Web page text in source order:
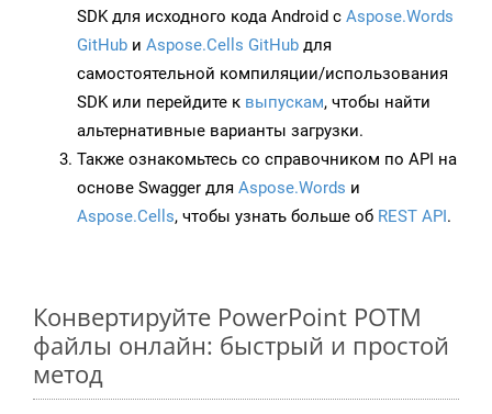
SDK для исходного кода Android с Aspose.Words
GitHub и Aspose.Cells GitHub для
самостоятельной компиляции/использования
SDK или перейдите к выпускам, чтобы найти
альтернативные варианты загрузки.
Также ознакомьтесь со справочником по API на
основе Swagger для Aspose.Words и
Aspose.Cells, чтобы узнать больше об REST API.
Конвертируйте PowerPoint POTM
файлы онлайн: быстрый и простой
метод